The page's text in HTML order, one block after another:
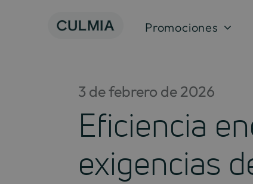
Promociones
3 de febrero de 2026
Eficiencia
exigencias